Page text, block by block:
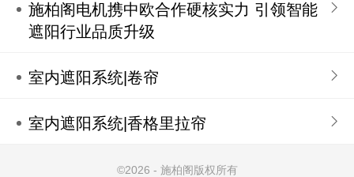
施柏阁电机携中欧合作硬核实力 引领智能
遮阳行业品质升级
室内遮阳系统|卷帘
室内遮阳系统|香格里拉帘
©2026 - 施柏阁版权所有